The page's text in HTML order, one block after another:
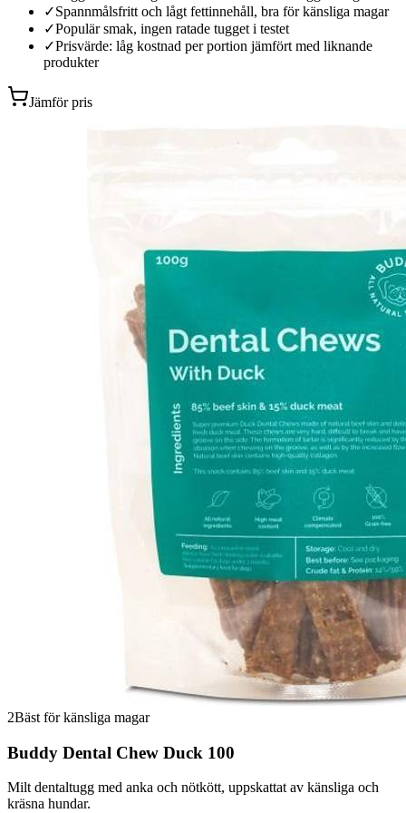
✓Spannmålsfritt och lågt fettinnehåll, bra för känsliga magar
✓Populär smak, ingen ratade tugget i testet
✓Prisvärde: låg kostnad per portion jämfört med liknande
produkter
Jämför pris
2Bäst för känsliga magar
Buddy Dental Chew Duck 100
Milt dentaltugg med anka och nötkött, uppskattat av känsliga och
kräsna hundar.